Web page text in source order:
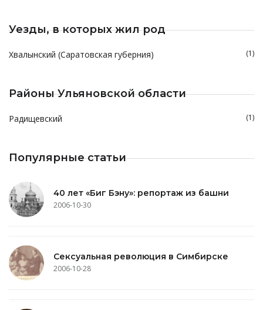
Уезды, в которых жил род
Хвалынский (Саратовская губерния) (1)
Районы Ульяновской области
Радищевский (1)
Популярные статьи
40 лет «Биг Бэну»: репортаж из башни
2006-10-30
Сексуальная революция в Симбирске
2006-10-28